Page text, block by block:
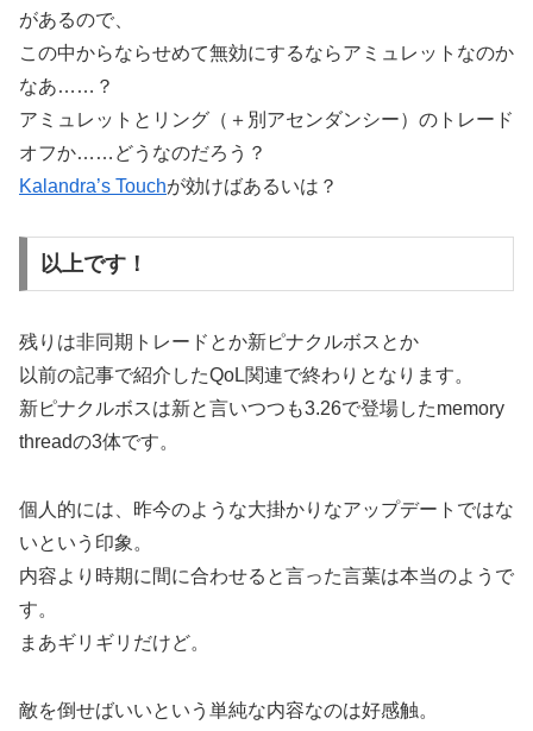
があるので、
この中からならせめて無効にするならアミュレットなのか
なあ……？
アミュレットとリング（＋別アセンダンシー）のトレード
オフか……どうなのだろう？
Kalandra’s Touchが効けばあるいは？
以上です！
残りは非同期トレードとか新ピナクルボスとか
以前の記事で紹介したQoL関連で終わりとなります。
新ピナクルボスは新と言いつつも3.26で登場したmemory
threadの3体です。
個人的には、昨今のような大掛かりなアップデートではな
いという印象。
内容より時期に間に合わせると言った言葉は本当のようで
す。
まあギリギリだけど。
敵を倒せばいいという単純な内容なのは好感触。